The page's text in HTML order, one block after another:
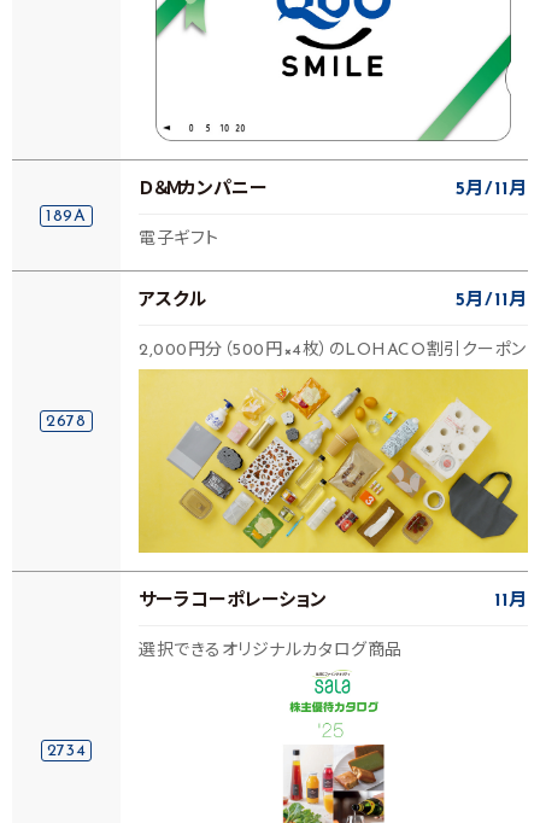
189A
Ｄ＆Ｍカンパニー 5月 11月
電子ギフト
2678
アスクル 5月 11月
2,000円分（500円×4枚）のLOHACO割引クーポン
2734
サーラコーポレーション 11月
選択できるオリジナルカタログ商品